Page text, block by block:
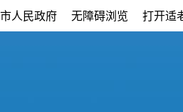
人民政府 无障碍浏览 打开适